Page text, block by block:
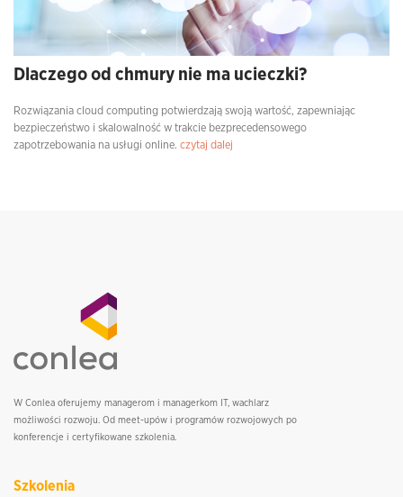
Dlaczego od chmury nie ma ucieczki?
Rozwiązania cloud computing potwierdzają swoją wartość, zapewniając
bezpieczeństwo i skalowalność w trakcie bezprecedensowego
zapotrzebowania na usługi online. czytaj dalej
W Conlea oferujemy managerom i managerkom IT, wachlarz
możliwości rozwoju. Od meet-upów i programów rozwojowych po
konferencje i certyfikowane szkolenia.
Szkolenia